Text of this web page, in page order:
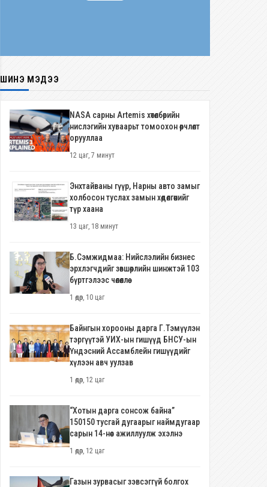
ШИНЭ МЭДЭЭ
NASA сарны Artemis хөтөлбөрийн
нислэгийн хуваарьт томоохон өөрчлөлт
орууллаа
12 цаг, 7 минут
Энхтайваны гүүр, Нарны авто замыг
холбосон туслах замын хөдөлгөөнийг
түр хаана
13 цаг, 18 минут
Б.Сэмжидмаа: Нийслэлийн бизнес
эрхлэгчдийг зөвшөөрлийн шинжтэй 103
бүртгэлээс чөлөөллөө
1 өдөр, 10 цаг
Байнгын хорооны дарга Г.Тэмүүлэн
тэргүүтэй УИХ-ын гишүүд БНСУ-ын
Үндэсний Ассамблейн гишүүдийг
хүлээн авч уулзав
1 өдөр, 12 цаг
“Хотын дарга сонсож байна”
150150 тусгай дугаарыг наймдугаар
сарын 14-нөөс ажиллуулж эхэлнэ
1 өдөр, 12 цаг
Газын зурвасыг зэвсэггүй болгох